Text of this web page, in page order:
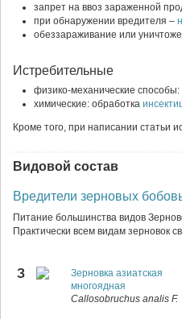
запрет на ввоз зараженной
при обнаружении вредителя –
обеззараживание или
Истребительные
физико-механические способы:
химические: обработка
Кроме того, при написании статьи
Видовой состав
Вредители зерновых
Питание большинства видов
Практически всем видам зерновок
З
Зерновка азиатская
многоядная
Callosobruchus analis F.